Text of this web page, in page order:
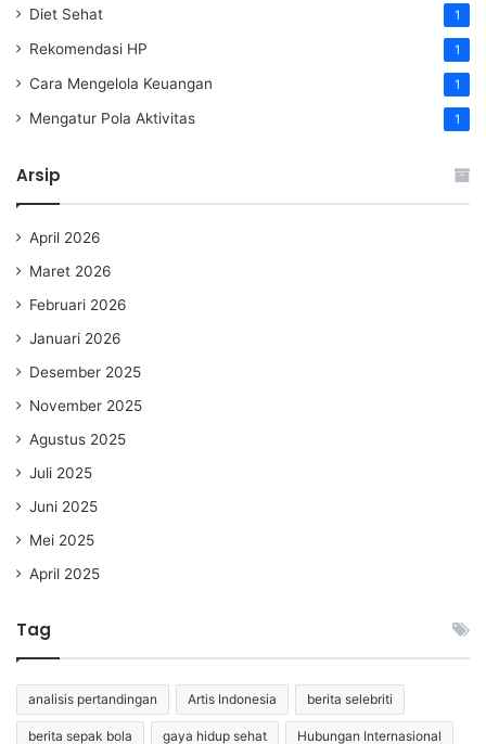
Diet Sehat 1
Rekomendasi HP 1
Cara Mengelola Keuangan 1
Mengatur Pola Aktivitas 1
Arsip
April 2026
Maret 2026
Februari 2026
Januari 2026
Desember 2025
November 2025
Agustus 2025
Juli 2025
Juni 2025
Mei 2025
April 2025
Tag
analisis pertandingan Artis Indonesia berita selebriti
berita sepak bola gaya hidup sehat Hubungan Internasional